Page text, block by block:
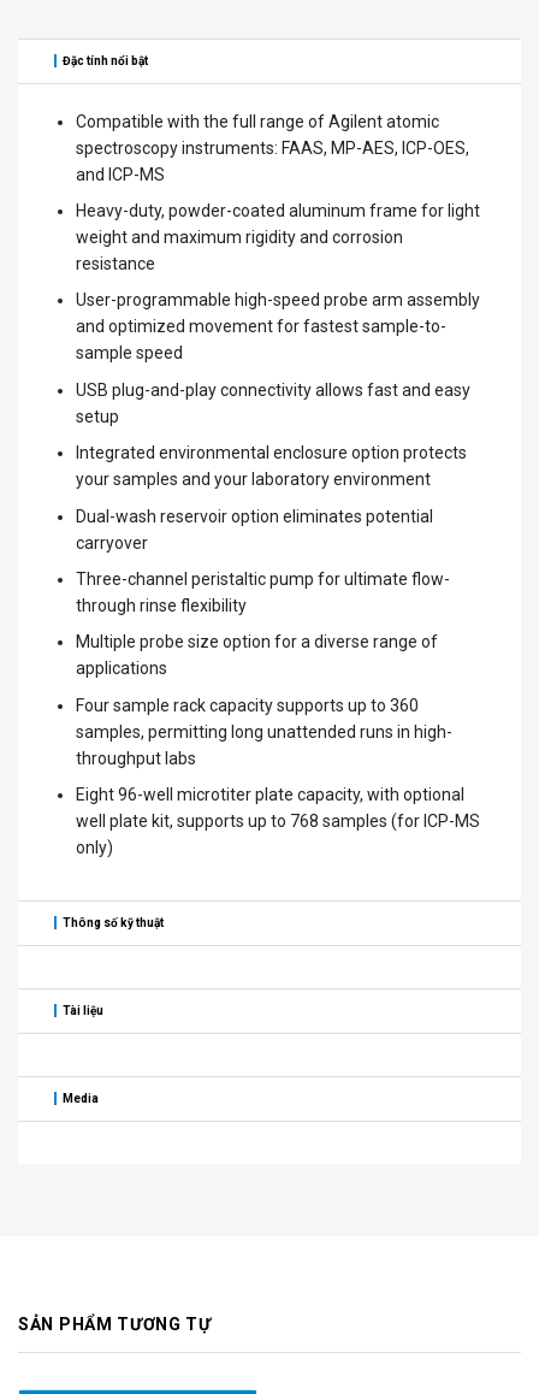
Đặc tính nổi bật
Compatible with the full range of Agilent atomic
spectroscopy instruments: FAAS, MP-AES, ICP-OES,
and ICP-MS
Heavy-duty, powder-coated aluminum frame for light
weight and maximum rigidity and corrosion
resistance
User-programmable high-speed probe arm assembly
and optimized movement for fastest sample-to-
sample speed
USB plug-and-play connectivity allows fast and easy
setup
Integrated environmental enclosure option protects
your samples and your laboratory environment
Dual-wash reservoir option eliminates potential
carryover
Three-channel peristaltic pump for ultimate flow-
through rinse flexibility
Multiple probe size option for a diverse range of
applications
Four sample rack capacity supports up to 360
samples, permitting long unattended runs in high-
throughput labs
Eight 96-well microtiter plate capacity, with optional
well plate kit, supports up to 768 samples (for ICP-MS
only)
Thông số kỹ thuật
Tài liệu
Media
SẢN PHẨM TƯƠNG TỰ